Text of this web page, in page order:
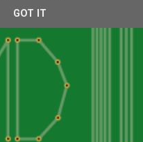
GOT IT